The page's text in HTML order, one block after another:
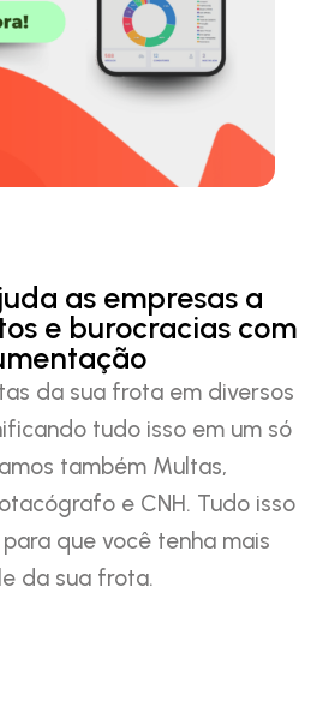
as empresas a
e burocracias com
da sua frota em diversos
tudo isso em um só
também Multas,
e CNH. Tudo isso
que você tenha mais
da sua frota.